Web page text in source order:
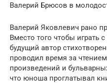
Валерий Брюсов в
Валерий Яковлевич рано
Вместо того чтобы играть
будущий автор
проводил время за
произведений и
что юноша проглатывал